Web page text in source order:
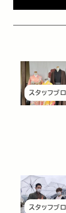
スタッフブ
スタッフブ